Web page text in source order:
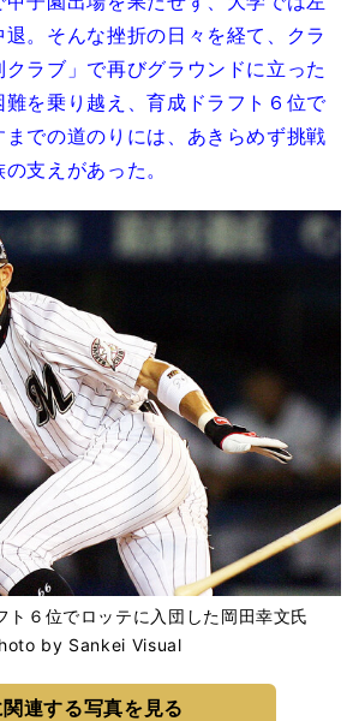
。そんな挫折の日々を経て、クラ
ラブ」で再びグラウンドに立った
を乗り越え、育成ドラフト６位で
までの道のりには、あきらめず挑戦
支えがあった。
ト６位でロッテに入団した岡田幸文氏
by Sankei Visual
連する写真を見る